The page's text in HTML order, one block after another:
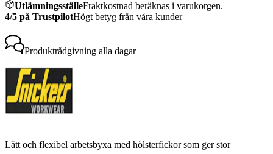
UtlämningsställeFraktkostnad beräknas i varukorgen.
4/5 på TrustpilotHögt betyg från våra kunder
Produktrådgivning alla dagar
Lätt och flexibel arbetsbyxa med hölsterfickor som ger stor